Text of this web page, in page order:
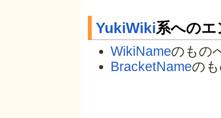
YukiWiki系への
WikiNameのもの
BracketNameの